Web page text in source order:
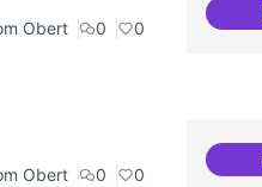
Obert 0 0
Obert 0 0